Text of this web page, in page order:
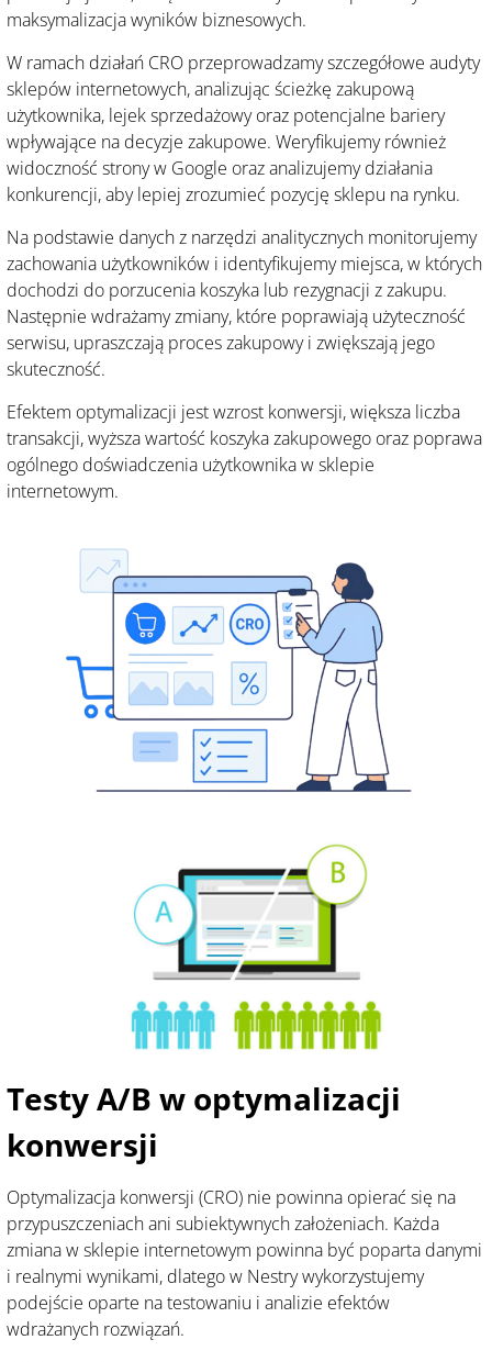
maksymalizacja wyników biznesowych.
W ramach działań CRO przeprowadzamy szczegółowe audyty
sklepów internetowych, analizując ścieżkę zakupową
użytkownika, lejek sprzedażowy oraz potencjalne bariery
wpływające na decyzje zakupowe. Weryfikujemy również
widoczność strony w Google oraz analizujemy działania
konkurencji, aby lepiej zrozumieć pozycję sklepu na rynku.
Na podstawie danych z narzędzi analitycznych monitorujemy
zachowania użytkowników i identyfikujemy miejsca, w których
dochodzi do porzucenia koszyka lub rezygnacji z zakupu.
Następnie wdrażamy zmiany, które poprawiają użyteczność
serwisu, upraszczają proces zakupowy i zwiększają jego
skuteczność.
Efektem optymalizacji jest wzrost konwersji, większa liczba
transakcji, wyższa wartość koszyka zakupowego oraz poprawa
ogólnego doświadczenia użytkownika w sklepie
internetowym.
Testy A/B w optymalizacji
konwersji
Optymalizacja konwersji (CRO) nie powinna opierać się na
przypuszczeniach ani subiektywnych założeniach. Każda
zmiana w sklepie internetowym powinna być poparta danymi
i realnymi wynikami, dlatego w Nestry wykorzystujemy
podejście oparte na testowaniu i analizie efektów
wdrażanych rozwiązań.